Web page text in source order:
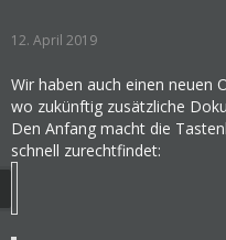
12. April 2019
Wir haben auch einen neuen
wo zukünftig zusätzliche
Den Anfang macht die
schnell zurechtfindet: